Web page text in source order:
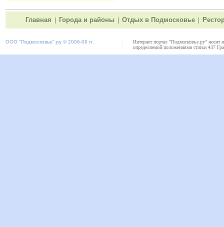
Главная Города и районы Отдых в Подмосковье
ООО "Подмосковье" .ру © 2006-08 гг.
Интернет портал "Подмосковье.ру" носит
определяемой положениями статьи 437